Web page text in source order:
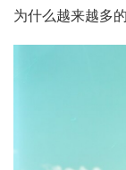
为什么越来越多